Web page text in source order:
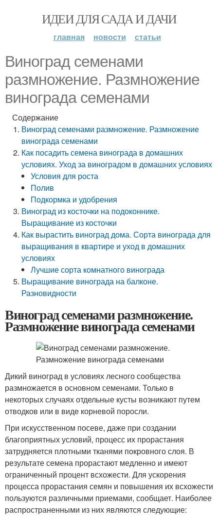
ИДЕИ ДЛЯ САДА И ДАЧИ
главная новости статьи
Виноград семенами
размножение. Размножение
винограда семенами
Содержание
Виноград семенами размножение. Размножение
винограда семенами
Как посадить семена винограда в домашних
условиях. Уход за виноградом в домашних условиях
Условия для роста
Полив
Подкормка и удобрения
Виноград из косточки на подоконнике.
Выращивание из косточки
Как вырастить виноград дома. Сорта винограда для
выращивания в квартире и уход в домашних
условиях
Лучшие сорта комнатного винограда
Выращивание винограда на балконе.
Разновидности
Виноград семенами размножение.
Размножение винограда семенами
Дикий виноград в условиях лесного сообщества
размножается в основном семенами. Только в
некоторых случаях отдельные кусты возникают путем
отводков или в виде корневой поросли.
При искусственном посеве, даже при создании
благоприятных условий, процесс их прорастания
затрудняется плотными тканями покровного слоя. В
результате семена прорастают медленно и имеют
ограниченный процент всхожести. Для ускорения
процесса прорастания семян и повышения их всхожести
пользуются различными приемами, сообщает. Наиболее
распространенными из них являются следующие: